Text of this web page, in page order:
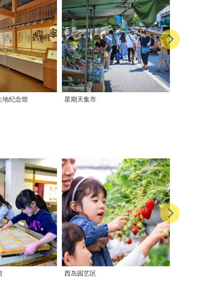
地纪念馆 星期天集市
西岛园艺区